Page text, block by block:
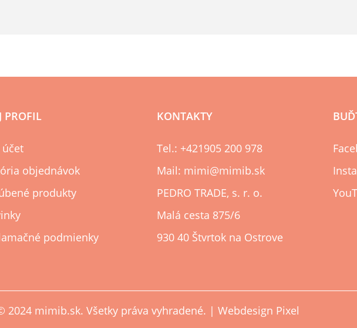
PROFIL
objednávok
produkty
podmienky
KONTAKTY
Tel.: +421905 200 978
Mail: mimi@mimib.sk
PEDRO TRADE, s. r. o.
Malá cesta 875/6
930 40 Štvrtok na Ostrove
2024 mimib.sk. Všetky práva vyhradené. | Webdesign Pixel